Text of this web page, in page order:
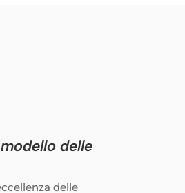
delle
delle